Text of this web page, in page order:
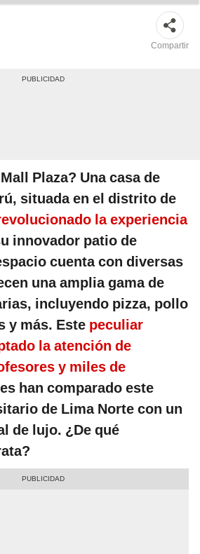
Compartir
Plaza? Una casa de
situada en el distrito de
la experiencia
innovador patio de
cuenta con diversas
una amplia gama de
incluyendo pizza, pollo
y más. Este peculiar
la atención de
y miles de
han comparado este
de Lima Norte con un
de lujo. ¿De qué